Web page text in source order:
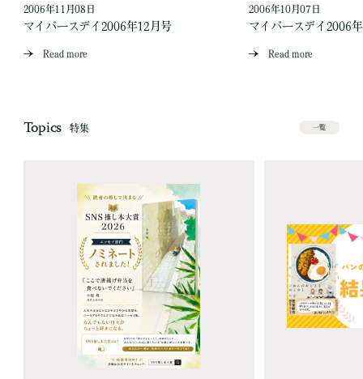
2006年11月08日
マイバースデイ2006年12月号
Read more
2006年10月07日
マイバースデイ2006
Read more
Topics 特集 一覧